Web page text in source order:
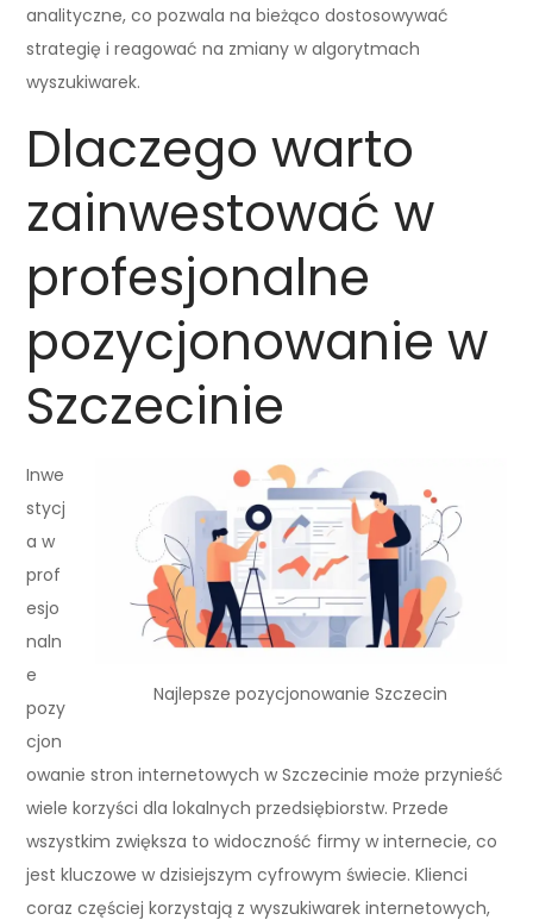
analityczne, co pozwala na bieżąco dostosowywać
strategię i reagować na zmiany w algorytmach
wyszukiwarek.
Dlaczego warto
zainwestować w
profesjonalne
pozycjonowanie w
Szczecinie
Najlepsze pozycjonowanie Szczecin
Inwe
stycj
a w
prof
esjo
naln
e
pozy
cjon
owanie stron internetowych w Szczecinie może przynieść
wiele korzyści dla lokalnych przedsiębiorstw. Przede
wszystkim zwiększa to widoczność firmy w internecie, co
jest kluczowe w dzisiejszym cyfrowym świecie. Klienci
coraz częściej korzystają z wyszukiwarek internetowych,